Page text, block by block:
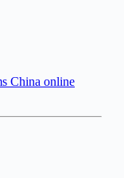
China online